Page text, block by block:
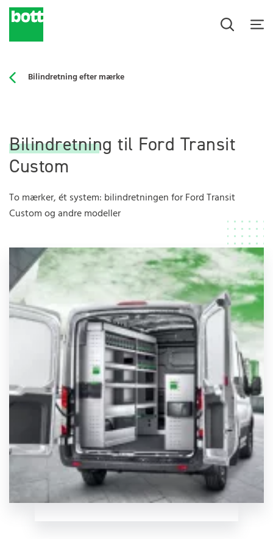
Bilindretning efter mærke
Bilindretning til Ford Transit
Custom
To mærker, ét system: bilindretningen for Ford Transit
Custom og andre modeller